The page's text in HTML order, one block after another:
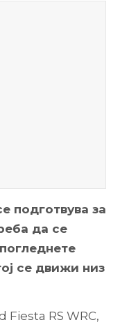
подготвува за
да се
се движи низ
Fiesta RS WRC,